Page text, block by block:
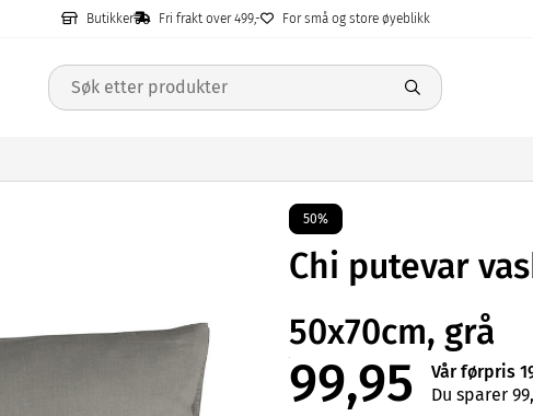
Butikker Fri frakt over 499,- For små og store øyeblikk
50%
Chi putevar
50x70cm, grå
99,95
Vår førpris
Du sparer